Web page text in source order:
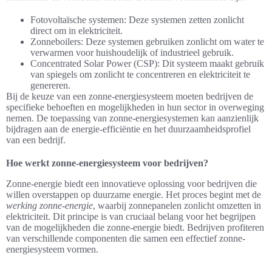
Fotovoltaïsche systemen: Deze systemen zetten zonlicht
direct om in elektriciteit.
Zonneboilers: Deze systemen gebruiken zonlicht om water te
verwarmen voor huishoudelijk of industrieel gebruik.
Concentrated Solar Power (CSP): Dit systeem maakt gebruik
van spiegels om zonlicht te concentreren en elektriciteit te
genereren.
Bij de keuze van een zonne-energiesysteem moeten bedrijven de
specifieke behoeften en mogelijkheden in hun sector in overweging
nemen. De toepassing van zonne-energiesystemen kan aanzienlijk
bijdragen aan de energie-efficiëntie en het duurzaamheidsprofiel
van een bedrijf.
Hoe werkt zonne-energiesysteem voor bedrijven?
Zonne-energie biedt een innovatieve oplossing voor bedrijven die
willen overstappen op duurzame energie. Het proces begint met de
werking zonne-energie, waarbij zonnepanelen zonlicht omzetten in
elektriciteit. Dit principe is van cruciaal belang voor het begrijpen
van de mogelijkheden die zonne-energie biedt. Bedrijven profiteren
van verschillende componenten die samen een effectief zonne-
energiesysteem vormen.